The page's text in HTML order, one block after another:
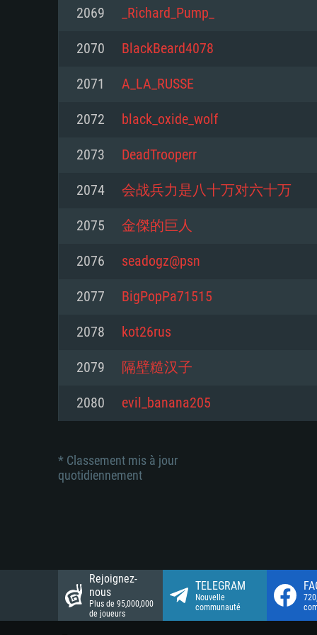
Minimum
Mémoire: 4 GB
Carte graphique supportant
Radeon 77XX / NVIDIA GeForce
résolution minimale supportée
Disque dur: 23.1 Go (client
Minimum
processeurs Intel Xeon ne sont
Mémoire: 6 GB
Carte graphique: Intel Iris Pro
analogue AMD/Nvidia. La
Disque dur: 62,2 Go (client
Minimum
modernes
Processeur: Dual-Core 2.4 GHz
Mémoire: 4 GB
Carte graphique: NVIDIA 660
drivers (moins de 6 mois) / de
de 720p)
Connection: Connexion Internet
Disque dur: 62,2 Go (client
2069 _Richard_Pump_
2070 BlackBeard4078
2071 A_LA_RUSSE
2072 black_oxide_wolf
2073 DeadTrooperr
2074 会战兵力是八十万对六十万
2075 金傑的巨人
2076 seadogz@psn
2077 BigPopPa71515
2078 kot26rus
2079 隔壁糙汉子
2080 evil_banana205
* Classement mis à jour
quotidiennement
Rejoignez-
nous
Plus de 95,000,000
de joueurs
TELEGRAM
Nouvelle
communauté